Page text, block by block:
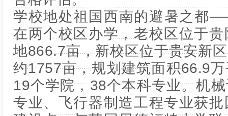
学校地处祖国西南的避暑之都
在两个校区办学，老校区位于
地866.7亩，新校区位于贵安新
约1757亩，规划建筑面积66.9
19个学院，38个本科专业。机
专业、飞行器制造工程专业获